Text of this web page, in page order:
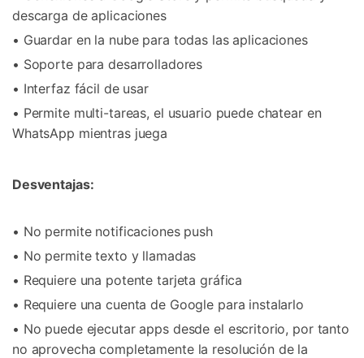
descarga de aplicaciones
• Guardar en la nube para todas las aplicaciones
• Soporte para desarrolladores
• Interfaz fácil de usar
• Permite multi-tareas, el usuario puede chatear en
WhatsApp mientras juega
Desventajas:
• No permite notificaciones push
• No permite texto y llamadas
• Requiere una potente tarjeta gráfica
• Requiere una cuenta de Google para instalarlo
• No puede ejecutar apps desde el escritorio, por tanto
no aprovecha completamente la resolución de la